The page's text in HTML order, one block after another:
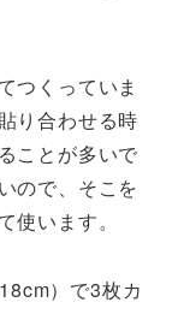
つくっていま
り合わせる時
ことが多いで
ので、そこを
使います。
）で3枚カ